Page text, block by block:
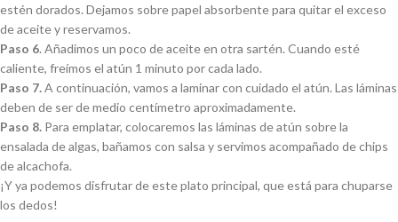
estén dorados. Dejamos sobre papel absorbente para quitar el exceso
de aceite y reservamos.
Paso 6. Añadimos un poco de aceite en otra sartén. Cuando esté
caliente, freímos el atún 1 minuto por cada lado.
Paso 7.A continuación, vamos a laminar con cuidado el atún. Las láminas
deben de ser de medio centímetro aproximadamente.
Paso 8. Para emplatar, colocaremos las láminas de atún sobre la
ensalada de algas, bañamos con salsa y servimos acompañado de chips
de alcachofa.
¡Y ya podemos disfrutar de este plato principal, que está para chuparse
los dedos!